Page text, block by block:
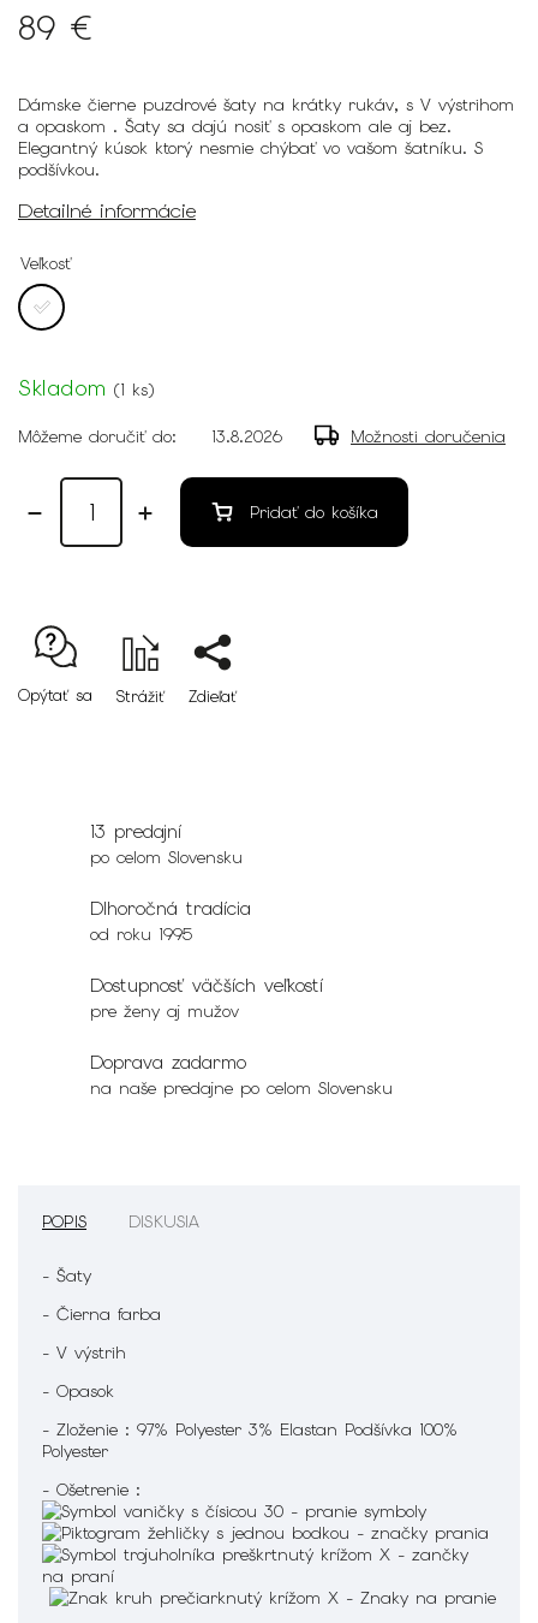
89 €
Dámske čierne puzdrové šaty na krátky rukáv, s V výstrihom
a opaskom . Šaty sa dajú nosiť s opaskom ale aj bez.
Elegantný kúsok ktorý nesmie chýbať vo vašom šatníku. S
podšívkou.
Detailné informácie
Veľkosť
Skladom (1 ks)
Môžeme doručiť do: 13.8.2026 Možnosti doručenia
Pridať do košíka
Opýtať sa Strážiť Zdieľať
13 predajní
po celom Slovensku
Dlhoročná tradícia
od roku 1995
Dostupnosť väčších veľkostí
pre ženy aj mužov
Doprava zadarmo
na naše predajne po celom Slovensku
POPIS DISKUSIA
- Šaty
- Čierna farba
- V výstrih
- Opasok
- Zloženie : 97% Polyester 3% Elastan Podšívka 100%
Polyester
- Ošetrenie :